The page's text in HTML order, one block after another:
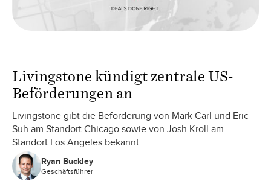
Livingstone kündigt zentrale US-
Beförderungen an
Livingstone gibt die Beförderung von Mark Carl und Eric
Suh am Standort Chicago sowie von Josh Kroll am
Standort Los Angeles bekannt.
Ryan Buckley
Geschäftsführer